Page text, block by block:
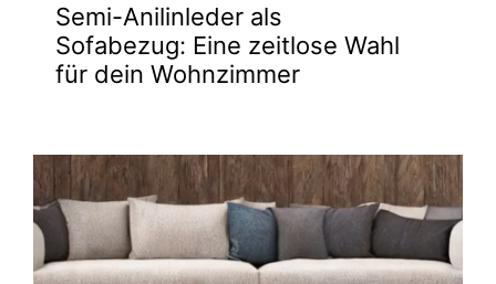
Semi-Anilinleder als
Sofabezug: Eine zeitlose Wahl
für dein Wohnzimmer